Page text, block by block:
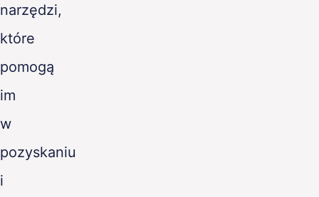
narzędzi,
które
pomogą
im
w
pozyskaniu
i